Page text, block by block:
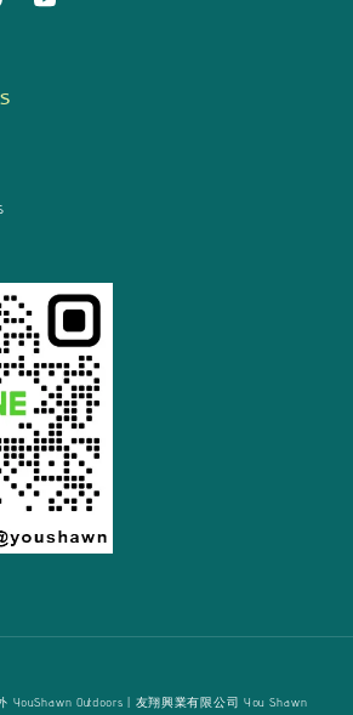
YouShawn Outdoors | 友翔興業有限公司 You Shawn